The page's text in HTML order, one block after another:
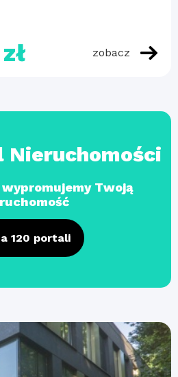
zobacz
wypromujemy Twoją
120 portali